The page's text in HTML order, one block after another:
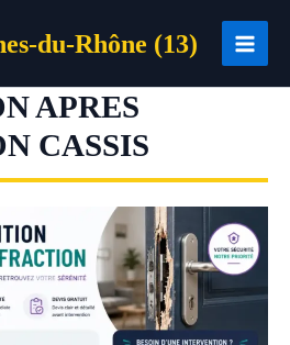
du-Rhône (13)
APRES
CASSIS